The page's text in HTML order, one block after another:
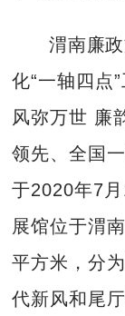
渭南廉
化“一轴四点
风弥万世 廉
领先、全国
于2020年7月
展馆位于渭
平方米，分
代新风和尾